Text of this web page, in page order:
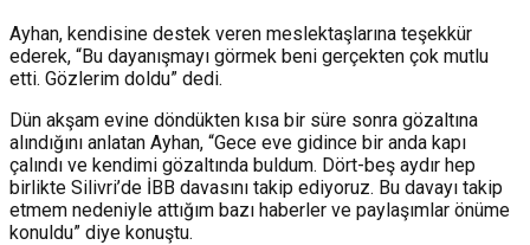
Ayhan, kendisine destek veren meslektaşlarına teşekkür
ederek, “Bu dayanışmayı görmek beni gerçekten çok mutlu
etti. Gözlerim doldu” dedi.
Dün akşam evine döndükten kısa bir süre sonra gözaltına
alındığını anlatan Ayhan, “Gece eve gidince bir anda kapı
çalındı ve kendimi gözaltında buldum. Dört-beş aydır hep
birlikte Silivri’de İBB davasını takip ediyoruz. Bu davayı takip
etmem nedeniyle attığım bazı haberler ve paylaşımlar önüme
konuldu” diye konuştu.